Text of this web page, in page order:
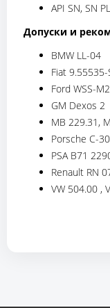
API SN, SN
Допуски и
BMW LL-04
Fiat 9.55535-
Ford WSS-
GM Dexos 2
MB 229.31,
Porsche C-30
PSA B71
Renault RN
VW 504.00 ,